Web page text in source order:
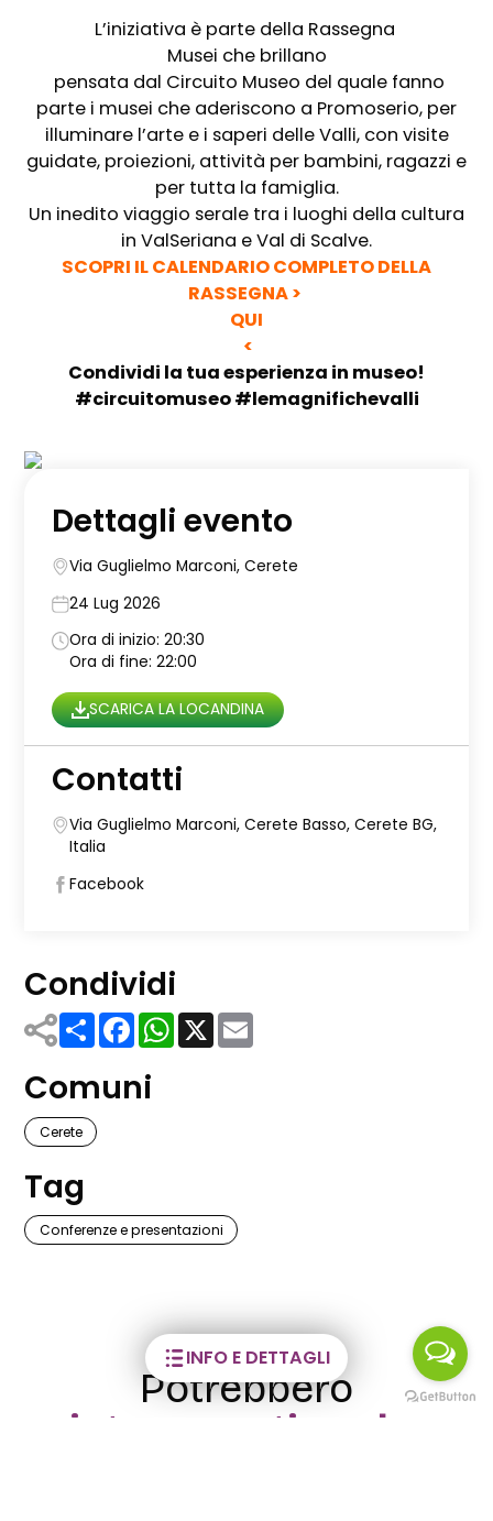
INFO E DETTAGLI
L’iniziativa è parte della Rassegna
Musei che brillano
pensata dal Circuito Museo del quale fanno
parte i musei che aderiscono a Promoserio, per
illuminare l’arte e i saperi delle Valli, con visite
guidate, proiezioni, attività per bambini, ragazzi e
per tutta la famiglia.
Un inedito viaggio serale tra i luoghi della cultura
in ValSeriana e Val di Scalve.
SCOPRI IL CALENDARIO COMPLETO DELLA
RASSEGNA >
QUI
<
Condividi la tua esperienza in museo!
#circuitomuseo #lemagnifichevalli
Dettagli evento
Via Guglielmo Marconi, Cerete
24 Lug 2026
Ora di inizio: 20:30
Ora di fine: 22:00
SCARICA LA LOCANDINA
Contatti
Via Guglielmo Marconi, Cerete Basso, Cerete BG,
Italia
Facebook
Condividi
ShareFacebook
WhatsApp
X
Comuni
Cerete
Tag
Conferenze e presentazioni
Potrebbero
interessarti anche